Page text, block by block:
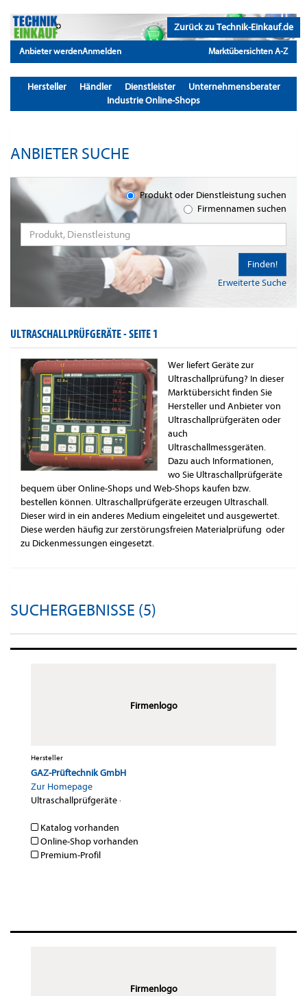
Zurück zu Technik-Einkauf.de
Anbieter werdenAnmelden Marktübersichten A-Z
Hersteller Händler Dienstleister
Unternehmensberater
Industrie Online-Shops
ANBIETER SUCHE
Produkt oder Dienstleistung suchen
Firmennamen suchen
Erweiterte Suche
Finden!
ULTRASCHALLPRÜFGERÄTE -SEITE 1
Wer liefert Geräte zur
Ultraschallprüfung? In dieser
Marktübersicht finden Sie
Hersteller und Anbieter von
Ultraschallprüfgeräten oder
auch
Ultraschallmessgeräten.
Dazu auch Informationen,
wo Sie Ultraschallprüfgeräte
bequem über Online-Shops und Web-Shops kaufen bzw.
bestellen können. Ultraschallprüfgeräte erzeugen Ultraschall.
Dieser wird in ein anderes Medium eingeleitet und ausgewertet.
Diese werden häufig zur zerstörungsfreien Materialprüfung oder
zu Dickenmessungen eingesetzt.
SUCHERGEBNISSE (5)
Firmenlogo
Hersteller
GAZ-Prüftechnik GmbH
Zur Homepage
Ultraschallprüfgeräte·
Katalog vorhanden
Online-Shop vorhanden
Premium-Profil
Firmenlogo